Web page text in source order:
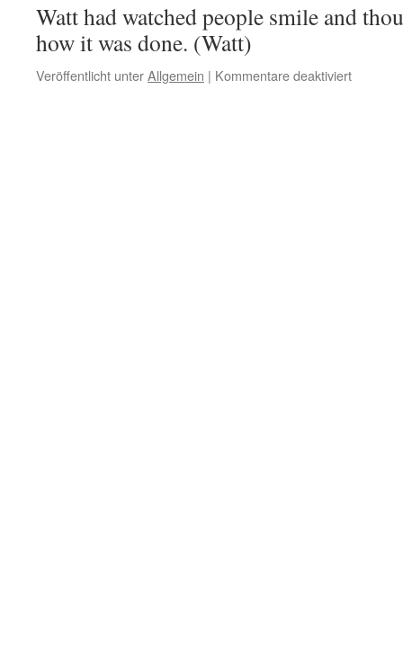
Watt had watched people smile and
how it was done. (Watt)
Veröffentlicht unterAllgemein | Kommentare deaktiviert